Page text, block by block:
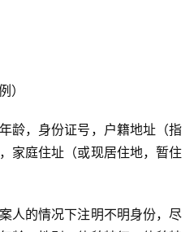
）
龄，身份证号，户籍地址（指
家庭住址（或现居住地，暂住
人的情况下注明不明身份，尽